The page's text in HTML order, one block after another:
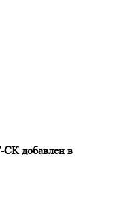
добавлен в